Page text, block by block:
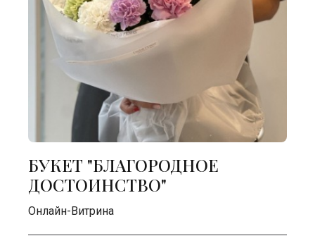
БУКЕТ "БЛАГОРОДНОЕ
ДОСТОИНСТВО"
Онлайн-Витрина